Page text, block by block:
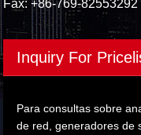
Fax: +86-769-82553292
Inquiry For
Para consultas sobre
de red, generadores de